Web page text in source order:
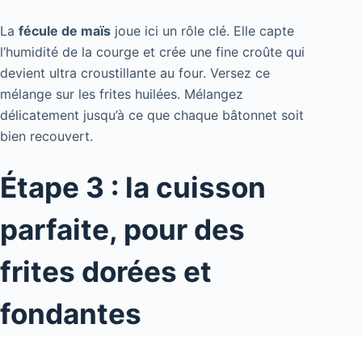
La fécule de maïs joue ici un rôle clé. Elle capte
l’humidité de la courge et crée une fine croûte qui
devient ultra croustillante au four. Versez ce
mélange sur les frites huilées. Mélangez
délicatement jusqu’à ce que chaque bâtonnet soit
bien recouvert.
Étape 3 : la cuisson
parfaite, pour des
frites dorées et
fondantes